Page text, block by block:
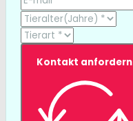
Kontakt anfordern